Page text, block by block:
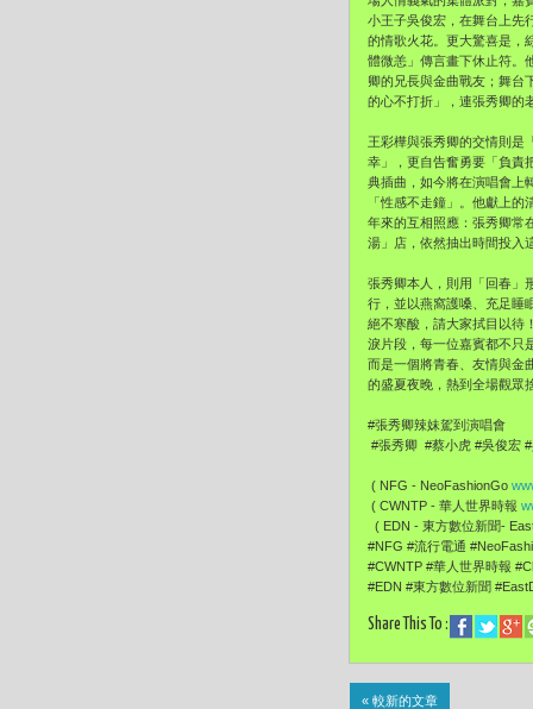
小王子吳俊宏，在舞台上先
的情歌火花。更大驚喜是，
體微恙」傳言畫下休止符。
卿的兄長與金曲戰友；舞台
的心不打折」，連張秀卿的
王彩樺與張秀卿的交情則是
幸」，更自告奮勇要「負責
典插曲，如今將在演唱會上
「性感不走鐘」。他獻上
年來的互相照應：張秀卿常
湯」店，依然抽出時間投入
張秀卿本人，則用「回春」
行，並以燕窩護嗓、充足睡
絕不寒酸，請大家拭目以待
淚片段，每一位嘉賓都不只
而是一個將青春、友情與金
的盛夏夜晚，熱到全場觀眾
#張秀卿辣妹駕到演唱會
#張秀卿 #蔡小虎 #吳俊宏
( NFG - NeoFashionGo
( CWNTP - 華人世界時報
( EDN - 東方數位新聞-
#NFG #流行電通
#CWNTP #華人世界時報
#EDN #東方數位新聞
Share This To :
« 較新的文章